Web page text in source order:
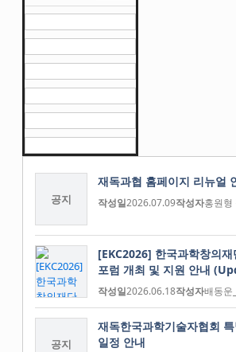
공지
재독과협 홈페이지 리뉴얼
작성일2026.07.09작성자홍원형
[EKC2026] 한국과학창의
포럼 개최 및 지원 안내
작성일2026.06.18작성자배동운
공지
재독한국과학기술자협회
일정 안내